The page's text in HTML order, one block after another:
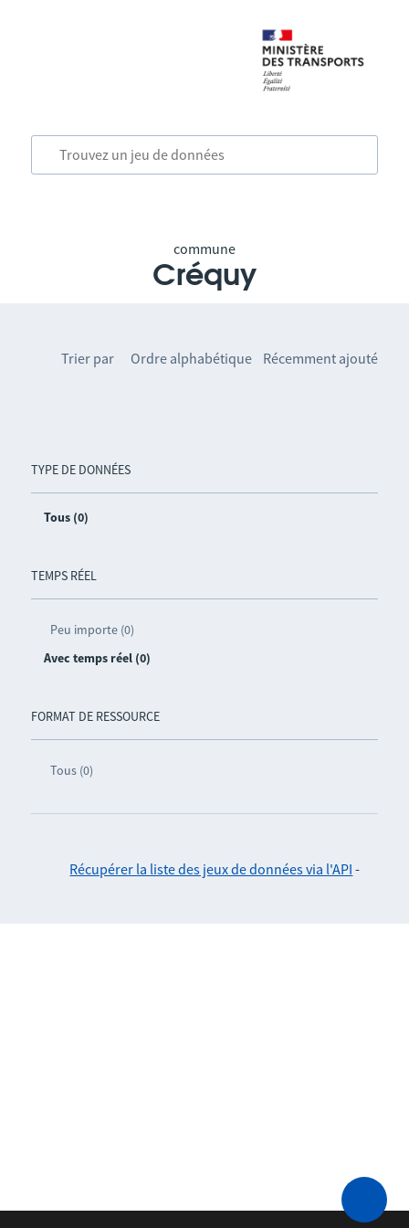
commune
Créquy
TYPE DE DONNÉES
Tous (0)
TEMPS RÉEL
Peu importe (0)
Avec temps réel (0)
FORMAT DE RESSOURCE
Tous (0)
Trier par Ordre alphabétique Récemment ajouté
Récupérer la liste des jeux de données via l'API -